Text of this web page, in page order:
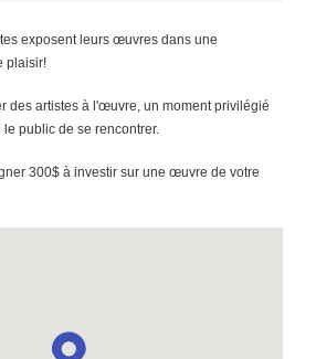
exposent leurs œuvres dans une
plaisir!
des artistes à l'œuvre, un moment privilégié
public de se rencontrer.
300$ à investir sur une œuvre de votre